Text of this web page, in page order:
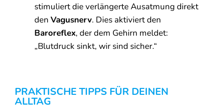
stimuliert die verlängerte Ausatmung direkt
den Vagusnerv. Dies aktiviert den
Baroreflex, der dem Gehirn meldet:
„Blutdruck sinkt, wir sind sicher.“
PRAKTISCHE TIPPS FÜR DEINEN
ALLTAG